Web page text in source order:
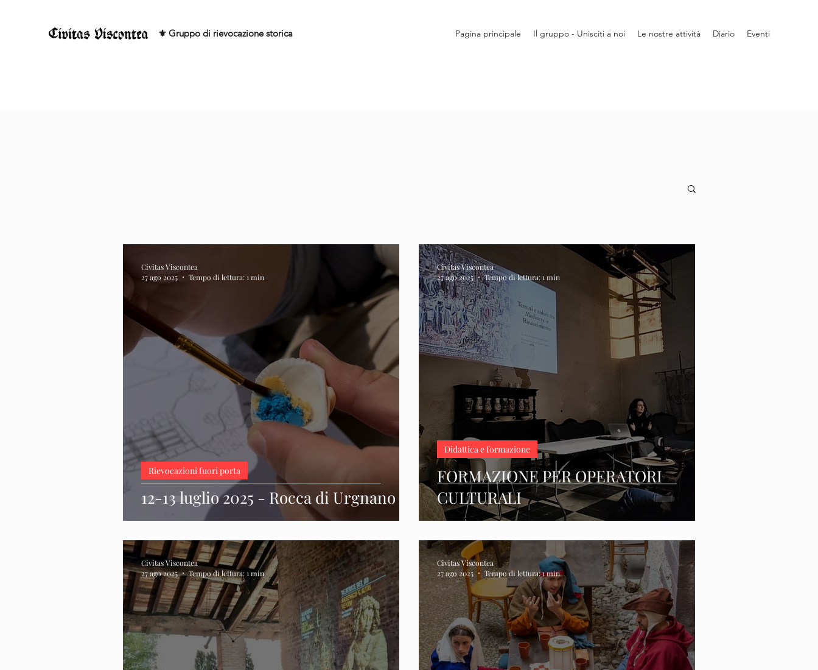
⚜️ Gruppo di rievocazione storica Pagina principale Il gruppo - Unisciti a noi Le nostre attività Diario Eventi
12-13 luglio 2025 - Rocca di Urgnano
Rievocazioni fuori porta
Civitas Viscontea
27 ago 2025
Tempo di lettura: 1 min
FORMAZIONE PER OPERATORI
CULTURALI
Didattica e formazione
Civitas Viscontea
27 ago 2025
Tempo di lettura: 1 min
Civitas Viscontea
27 ago 2025
Tempo di lettura: 1 min
Civitas Viscontea
27 ago 2025
Tempo di lettura: 1 min